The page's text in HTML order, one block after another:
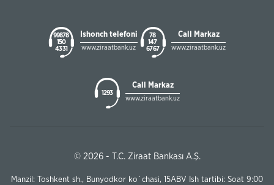
99878
150
43 31
Ishonch telefoni
www.ziraatbank.uz
78
147
67 67
Call Markaz
www.ziraatbank.uz
1293
Call Markaz
www.ziraatbank.uz
© 2026 - T.C. Ziraat Bankası A.Ş.
Manzil: Toshkent sh., Bunyodkor ko`chasi, 15ABV Ish tartibi: Soat 9:00